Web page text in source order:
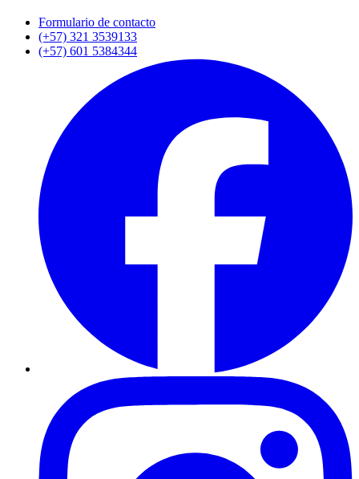
Formulario de contacto
(+57) 321 3539133
(+57) 601 5384344